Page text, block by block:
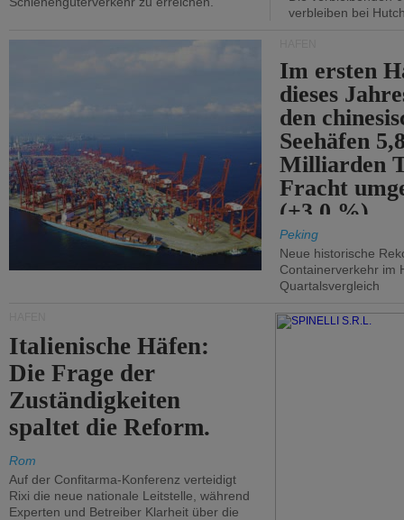
verbleiben bei
Im ersten
dieses
den
Seehäfen
Milliarden
Fracht
(+3,0 %).
Peking
Neue historische
Containerverkehr im
Quartalsvergleich
Italienische Häfen:
Die Frage der
Zuständigkeiten
spaltet die Reform.
Rom
Auf der Confitarma-Konferenz verteidigt
Rixi die neue nationale Leitstelle, während
Experten und Betreiber Klarheit über die